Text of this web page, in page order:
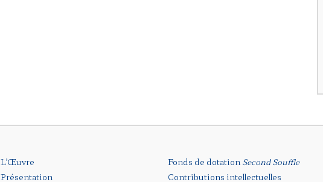
L’Œuvre
Présentation
Fonds de dotation Second Souffle
Contributions intellectuelles